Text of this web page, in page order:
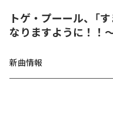
トゲ・プーール、「
なりますように！！
新曲情報